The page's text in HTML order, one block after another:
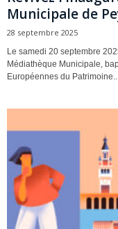
Municipale de
28 septembre 2025
Le samedi 20 septembre
Médiathèque Municipale,
Européennes du Patrimoine....